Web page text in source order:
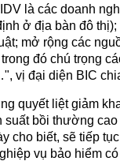
là các doanh
ở địa bàn đô
mở rộng các
đó chú trọng
vị đại diện BIC
quyết liệt giảm
suất bồi thường
cho biết, sẽ tiếp
vụ bảo hiểm